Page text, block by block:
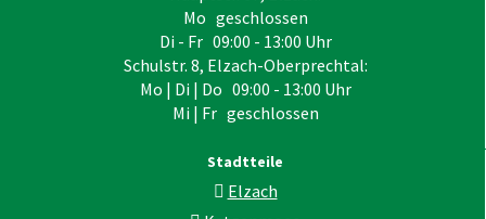
Mo geschlossen
Di - Fr 09:00 - 13:00 Uhr
Schulstr. 8, Elzach-Oberprechtal:
Mo | Di | Do 09:00 - 13:00 Uhr
Mi | Fr geschlossen
Stadtteile
Elzach